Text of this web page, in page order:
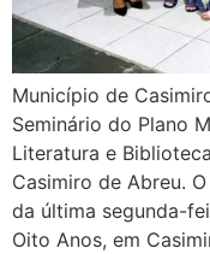
Município de
Seminário do Plano
Literatura e
Casimiro de Abreu.
da última segunda-
Oito Anos, em